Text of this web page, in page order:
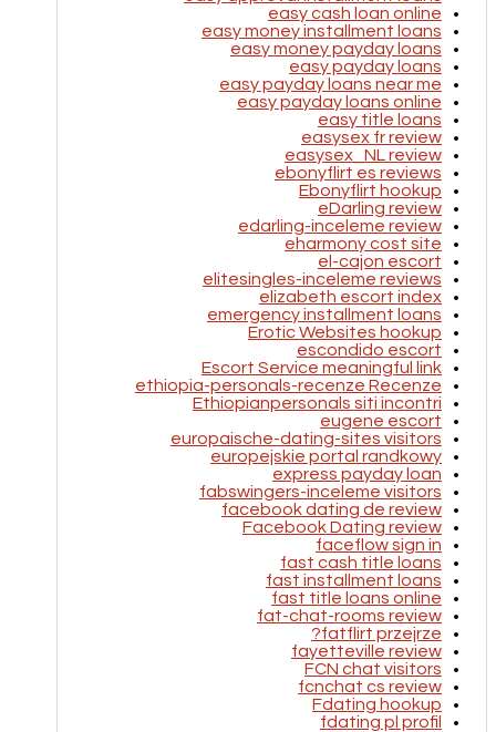
easy cash loan online
easy money installment loans
easy money payday loans
easy payday loans
easy payday loans near me
easy payday loans online
easy title loans
easysex fr review
easysex_NL review
ebonyflirt es reviews
Ebonyflirt hookup
eDarling review
edarling-inceleme review
eharmony cost site
el-cajon escort
elitesingles-inceleme reviews
elizabeth escort index
emergency installment loans
Erotic Websites hookup
escondido escort
Escort Service meaningful link
ethiopia-personals-recenze Recenze
Ethiopianpersonals siti incontri
eugene escort
europaische-dating-sites visitors
europejskie portal randkowy
express payday loan
fabswingers-inceleme visitors
facebook dating de review
Facebook Dating review
faceflow sign in
fast cash title loans
fast installment loans
fast title loans online
fat-chat-rooms review
fatflirt przejrze?
fayetteville review
FCN chat visitors
fcnchat cs review
Fdating hookup
fdating pl profil